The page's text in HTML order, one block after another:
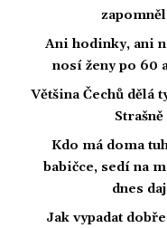
Ani hodinky, ani
nosí ženy po 60
Většina Čechů dělá
Kdo má doma
babičce, sedí na
dnes
Jak vypadat